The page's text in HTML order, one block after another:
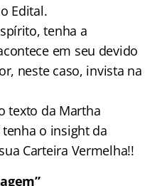
Edital.
tenha a
em seu devido
neste caso, invista na
texto da Martha
o insight da
Carteira Vermelha!!